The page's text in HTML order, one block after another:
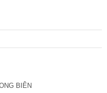
BIÊN